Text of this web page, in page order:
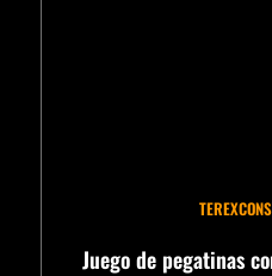
TEREX
Juego de pegatinas